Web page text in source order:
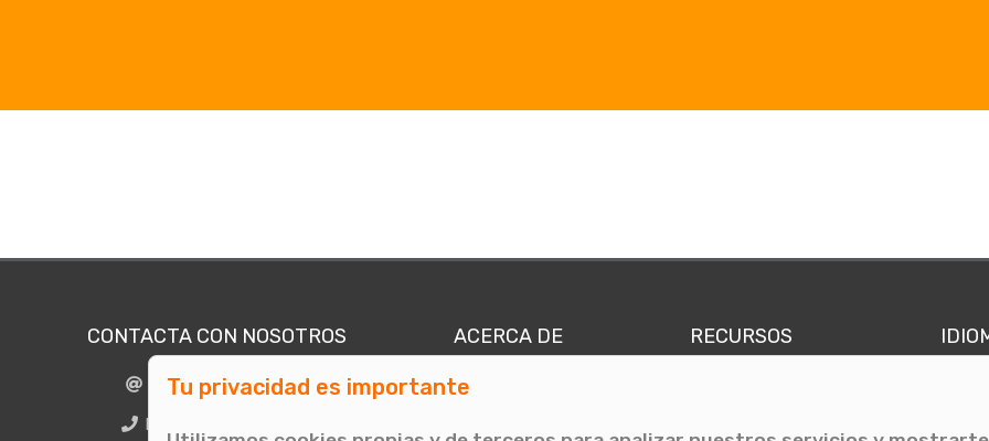
CONTACTA CON NOSOTROS
info@comunicae.com
BCN + 34 931 702 774
ACERCA DE
Quiénes somos
RECURSOS
Tu privacidad es importante